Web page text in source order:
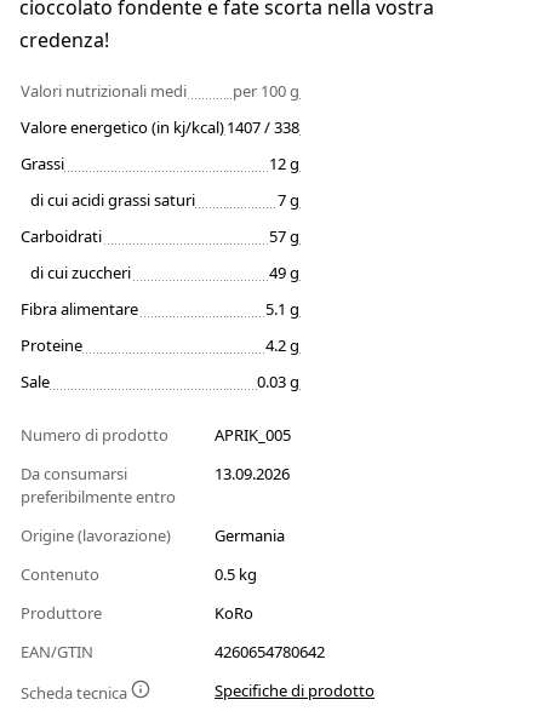
cioccolato fondente e fate scorta nella vostra
credenza!
Valori nutrizionali medi
per 100 g
Valore energetico (in kj/kcal)1407 / 338
Grassi
12 g
di cui acidi grassi saturi
7 g
Carboidrati
57 g
di cui zuccheri
49 g
Fibra alimentare
5.1 g
Proteine
4.2 g
Sale
0.03 g
Numero di prodotto
APRIK_005
Da consumarsi
preferibilmente entro
13.09.2026
Origine (lavorazione)
Germania
Contenuto
0.5 kg
Produttore
KoRo
EAN/GTIN
4260654780642
Scheda tecnica
Specifiche di prodotto